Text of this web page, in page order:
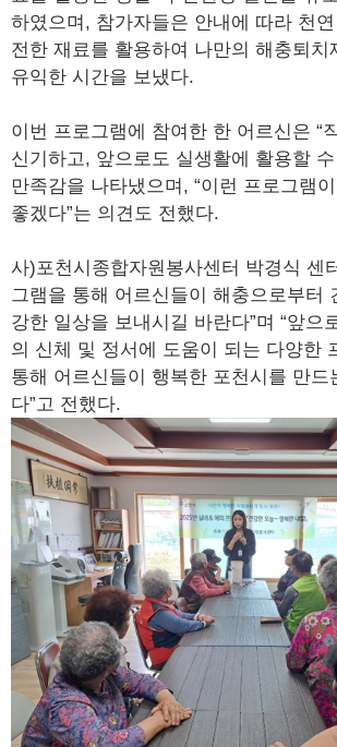
하였으며, 참가자들은 안내에 따라 천
전한 재료를 활용하여 나만의 해충퇴치
유익한 시간을 보냈다.
이번 프로그램에 참여한 한 어르신은 “
신기하고, 앞으로도 실생활에 활용할 수
만족감을 나타냈으며, “이런 프로그램
좋겠다”는 의견도 전했다.
사)포천시종합자원봉사센터 박경식 센
그램을 통해 어르신들이 해충으로부터
강한 일상을 보내시길 바란다”며 “앞으
의 신체 및 정서에 도움이 되는 다양한
통해 어르신들이 행복한 포천시를 만드
다”고 전했다.